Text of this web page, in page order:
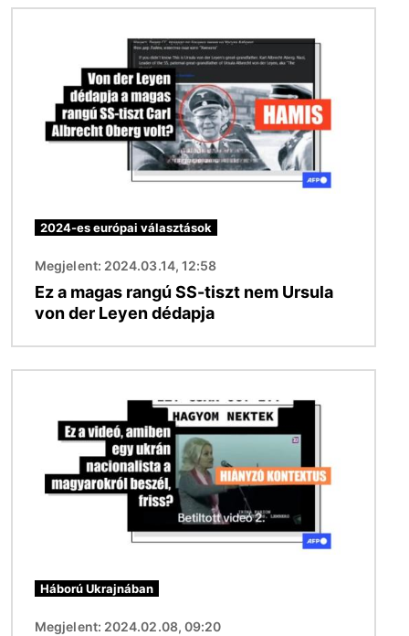
2024-es európai választások
Megjelent: 2024.03.14, 12:58
Ez a magas rangú SS-tiszt nem Ursula
von der Leyen dédapja
Háború Ukrajnában
Megjelent: 2024.02.08, 09:20